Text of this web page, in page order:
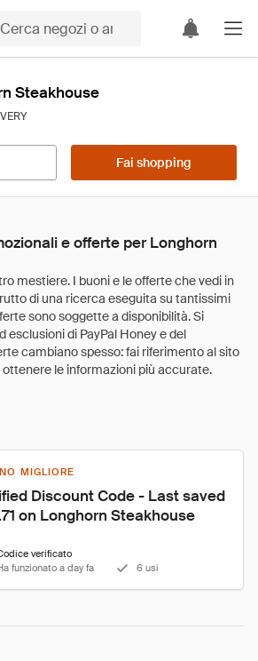
Steakhouse
Fai shopping
e offerte per Longhorn
MIGLIORE
Discount Code - Last saved
on Longhorn Steakhouse
verificato
funzionato a day fa
6 usi